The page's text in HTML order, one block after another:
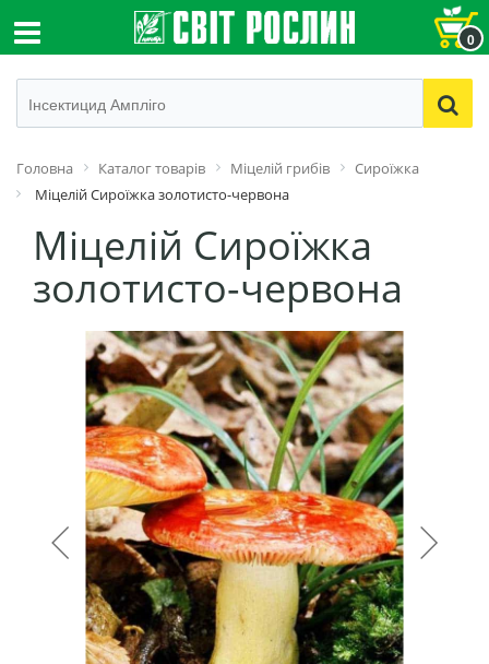
0
Головна Каталог товарів Міцелій грибів
Сироїжка
Міцелій Сироїжка золотисто-червона
Міцелій Сироїжка
золотисто-червона